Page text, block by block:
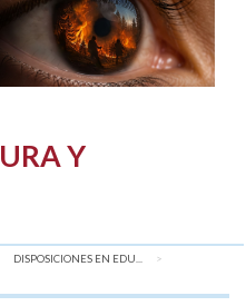
Y
DISPOSICIONES EN EDU...